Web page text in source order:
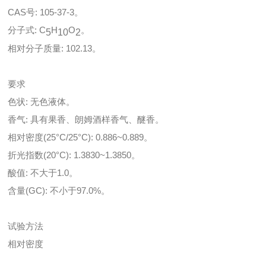
CAS号: 105-37-3。
分子式: C5H10O2。
相对分子质量: 102.13。
要求
色状: 无色液体。
香气: 具有果香、朗姆酒样香气、醚香。
相对密度(25°C/25°C): 0.886~0.889。
折光指数(20°C): 1.3830~1.3850。
酸值: 不大于1.0。
含量(GC): 不小于97.0%。
试验方法
相对密度